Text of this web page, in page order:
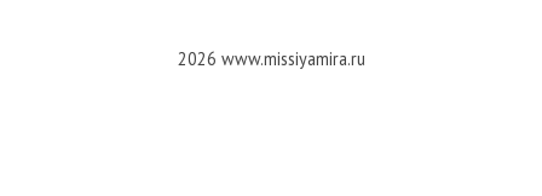
2026 www.missiyamira.ru